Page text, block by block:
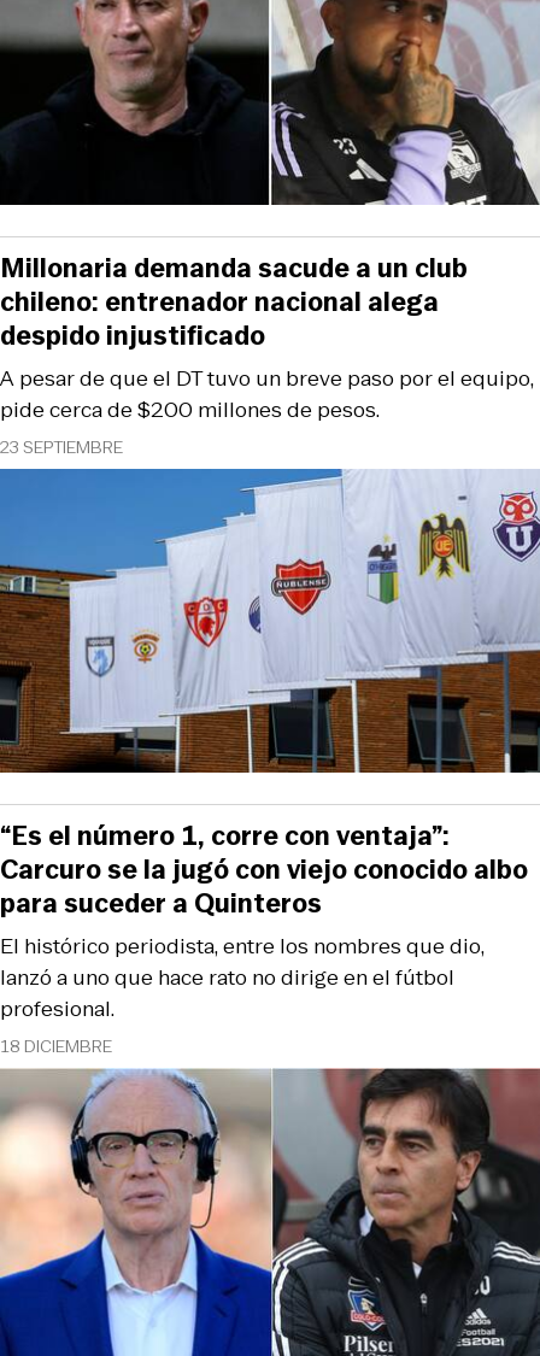
23 SEPTIEMBRE
A pesar de que el DT tuvo un breve paso por el equipo,
pide cerca de $200 millones de pesos.
Millonaria demanda sacude a un club
chileno: entrenador nacional alega
despido injustificado
18 DICIEMBRE
El histórico periodista, entre los nombres que dio,
lanzó a uno que hace rato no dirige en el fútbol
profesional.
“Es el número 1, corre con ventaja”:
Carcuro se la jugó con viejo conocido albo
para suceder a Quinteros